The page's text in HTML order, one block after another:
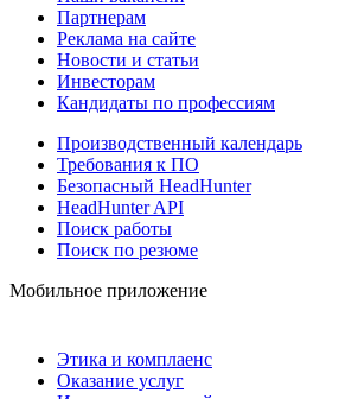
Партнерам
Реклама на сайте
Новости и статьи
Инвесторам
Кандидаты по профессиям
Производственный календарь
Требования к ПО
Безопасный HeadHunter
HeadHunter API
Поиск работы
Поиск по резюме
Мобильное приложение
Этика и комплаенс
Оказание услуг